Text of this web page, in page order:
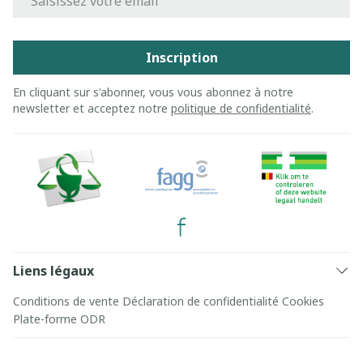
Inscription
En cliquant sur s'abonner, vous vous abonnez à notre
newsletter et acceptez notre politique de confidentialité.
Liens légaux
Conditions de vente Déclaration de confidentialité Cookies
Plate-forme ODR